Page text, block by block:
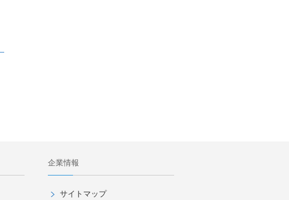
企業情報
サイトマップ